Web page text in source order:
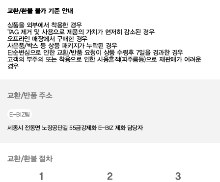
교환/환불 불가 기준 안내
상품을 외부에서 착용한 경우
TAG 제거 및 사용으로 제품의 가치가 현저히 감소된 경우
오프라인 매장에서 구매한 경우
사은품/박스 등 상품 패키지가 누락된 경우
단순변심으로 인한 교환/반품 요청이 상품 수령후 7일을 경과한 경우
고객의 부주의 또는 착용으로 인한 사용흔적(피주름등)으로 재판매가 어려운
경우
교환/반품 주소
E-BIZ팀
세종시 전동면 노장공단길 55금강제화 E-BIZ 제화 담당자
교환/환불 절차
1 2 3